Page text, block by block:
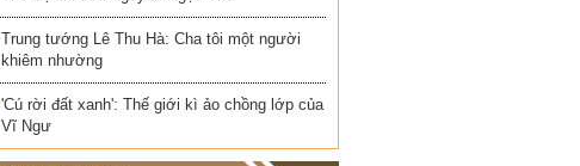
Trung tướng Lê Thu Hà: Cha tôi một người
khiêm nhường
'Cú rời đất xanh': Thế giới kì ảo chồng lớp của
Vĩ Ngư